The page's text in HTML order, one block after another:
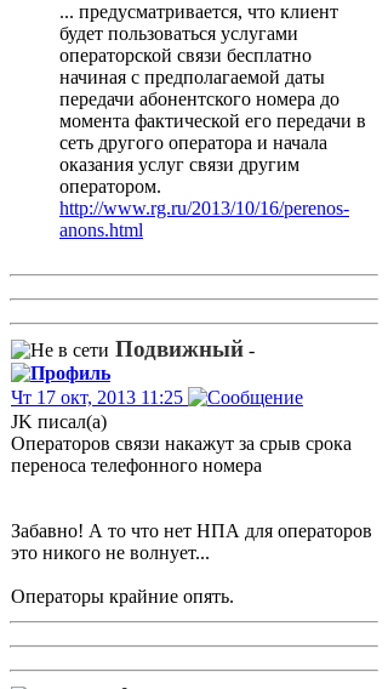
... предусматривается, что клиент
будет пользоваться услугами
операторской связи бесплатно
начиная с предполагаемой даты
передачи абонентского номера до
момента фактической его передачи в
сеть другого оператора и начала
оказания услуг связи другим
оператором.
http://www.rg.ru/2013/10/16/perenos-
anons.html
Подвижный -
Чт 17 окт, 2013 11:25
JK писал(а)
Операторов связи накажут за срыв срока
переноса телефонного номера
Забавно! А то что нет НПА для операторов
это никого не волнует...
Операторы крайние опять.